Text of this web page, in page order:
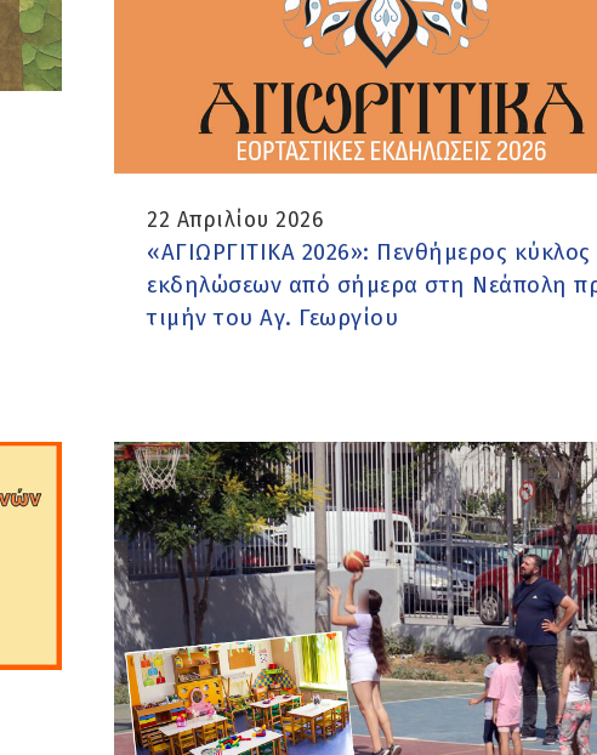
22 Απριλίου 2026
«ΑΓΙΩΡΓΙΤΙΚΑ 2026»: Πενθήμερος κύκλος
εκδηλώσεων από σήμερα στη Νεάπολη
τιμήν του Αγ. Γεωργίου